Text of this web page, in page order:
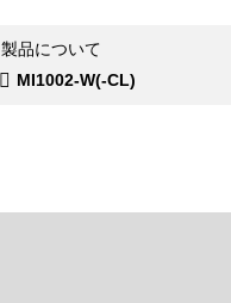
製品について
MI1002-W(-CL)